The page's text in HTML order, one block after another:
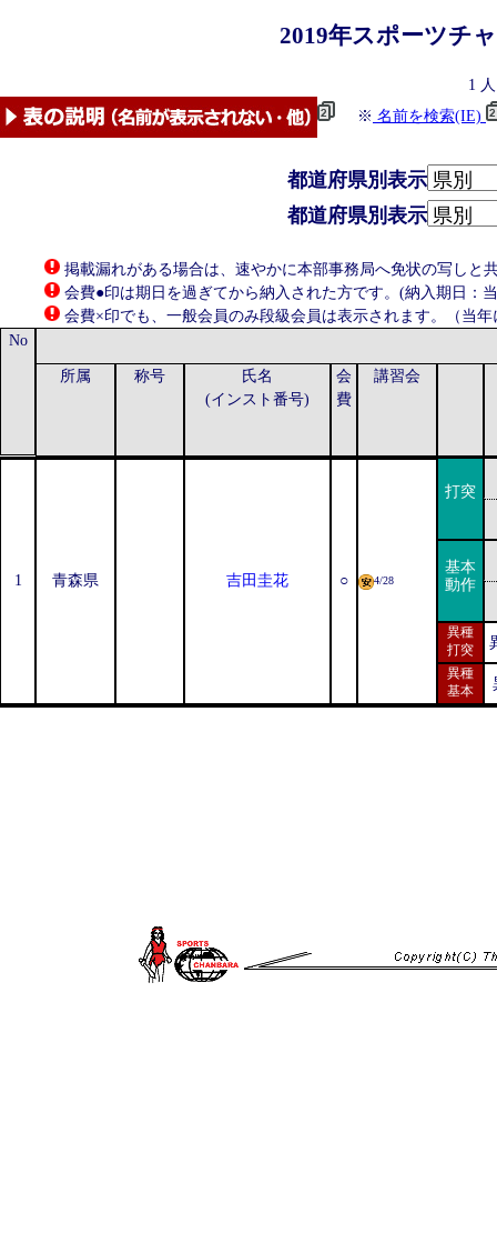
2019年スポーツチ
1
※ 名前を検索(IE)
都道府県別表示
都道府県別表示
掲載漏れがある場合は、速やかに本部事務局へ免状の写しと
会費●印は期日を過ぎてから納入された方です。(納入期日：
会費×印でも、一般会員のみ段級会員は表示されます。（当
No
所属 称号
氏名
(インスト番号)
会
費
講習会
1 青森県 吉田圭花 ○ 4/28
打突
基本
動作
異種
打突
異種
基本